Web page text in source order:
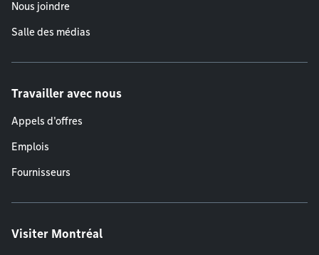
Nous joindre
Salle des médias
Travailler avec nous
Appels d'offres
Emplois
Fournisseurs
Visiter Montréal